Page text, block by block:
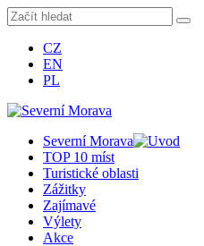
CZ
EN
PL
Severní Morava
TOP 10 míst
Turistické oblasti
Zážitky
Zajímavé
Výlety
Akce